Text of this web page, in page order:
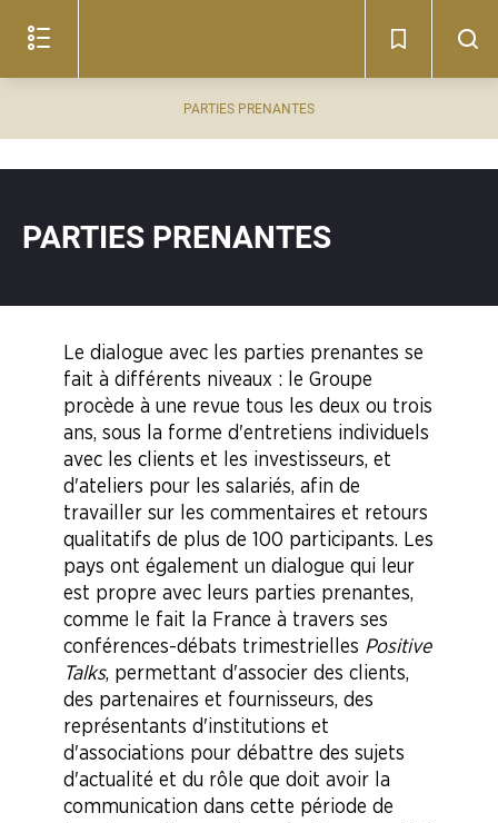
(c)
PARTIES PRENANTES
PARTIES PRENANTES
Le dialogue avec les parties prenantes se
fait à différents niveaux : le Groupe
procède à une revue tous les deux ou trois
ans, sous la forme d'entretiens individuels
avec les clients et les investisseurs, et
d'ateliers pour les salariés, afin de
travailler sur les commentaires et retours
qualitatifs de plus de 100 participants. Les
pays ont également un dialogue qui leur
est propre avec leurs parties prenantes,
comme le fait la France à travers ses
conférences-débats trimestrielles Positive
Talks, permettant d'associer des clients,
des partenaires et fournisseurs, des
représentants d'institutions et
d'associations pour débattre des sujets
d'actualité et du rôle que doit avoir la
communication dans cette période de